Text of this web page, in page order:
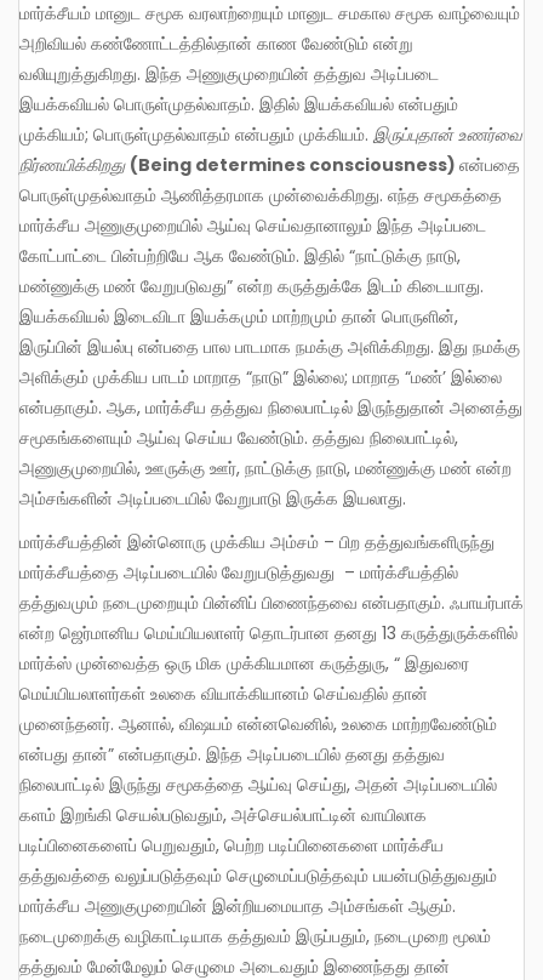
மார்க்சீயம் மானுட சமூக வரலாற்றையும் மானுட சமகால சமூக வாழ்வையும்
அறிவியல் கண்ணோட்டத்தில்தான் காண வேண்டும் என்று
வலியுறுத்துகிறது. இந்த அணுகுமுறையின் தத்துவ அடிப்படை
இயக்கவியல் பொருள்முதல்வாதம். இதில் இயக்கவியல் என்பதும்
முக்கியம்; பொருள்முதல்வாதம் என்பதும் முக்கியம். இருப்புதான் உணர்வை
நிர்ணயிக்கிறது (Being determines consciousness) என்பதை
பொருள்முதல்வாதம் ஆணித்தரமாக முன்வைக்கிறது. எந்த சமூகத்தை
மார்க்சீய அணுகுமுறையில் ஆய்வு செய்வதானாலும் இந்த அடிப்படை
கோட்பாட்டை பின்பற்றியே ஆக வேண்டும். இதில் “நாட்டுக்கு நாடு,
மண்ணுக்கு மண் வேறுபடுவது” என்ற கருத்துக்கே இடம் கிடையாது.
இயக்கவியல் இடைவிடா இயக்கமும் மாற்றமும் தான் பொருளின்,
இருப்பின் இயல்பு என்பதை பால பாடமாக நமக்கு அளிக்கிறது. இது நமக்கு
அளிக்கும் முக்கிய பாடம் மாறாத “நாடு” இல்லை; மாறாத “மண்’ இல்லை
என்பதாகும். ஆக, மார்க்சீய தத்துவ நிலைபாட்டில் இருந்துதான் அனைத்து
சமூகங்களையும் ஆய்வு செய்ய வேண்டும். தத்துவ நிலைபாட்டில்,
அணுகுமுறையில், ஊருக்கு ஊர், நாட்டுக்கு நாடு, மண்ணுக்கு மண் என்ற
அம்சங்களின் அடிப்படையில் வேறுபாடு இருக்க இயலாது.
மார்க்சீயத்தின் இன்னொரு முக்கிய அம்சம் – பிற தத்துவங்களிருந்து
மார்க்சீயத்தை அடிப்படையில் வேறுபடுத்துவது – மார்க்சீயத்தில்
தத்துவமும் நடைமுறையும் பின்னிப் பிணைந்தவை என்பதாகும். ஃபாயர்பாக்
என்ற ஜெர்மானிய மெய்யியலாளர் தொடர்பான தனது 13 கருத்துருக்களில்
மார்க்ஸ் முன்வைத்த ஒரு மிக முக்கியமான கருத்துரு, “ இதுவரை
மெய்யியலாளர்கள் உலகை வியாக்கியானம் செய்வதில் தான்
முனைந்தனர். ஆனால், விஷயம் என்னவெனில், உலகை மாற்றவேண்டும்
என்பது தான்” என்பதாகும். இந்த அடிப்படையில் தனது தத்துவ
நிலைபாட்டில் இருந்து சமூகத்தை ஆய்வு செய்து, அதன் அடிப்படையில்
களம் இறங்கி செயல்படுவதும், அச்செயல்பாட்டின் வாயிலாக
படிப்பினைகளைப் பெறுவதும், பெற்ற படிப்பினைகளை மார்க்சீய
தத்துவத்தை வலுப்படுத்தவும் செழுமைப்படுத்தவும் பயன்படுத்துவதும்
மார்க்சீய அணுகுமுறையின் இன்றியமையாத அம்சங்கள் ஆகும்.
நடைமுறைக்கு வழிகாட்டியாக தத்துவம் இருப்பதும், நடைமுறை மூலம்
தத்துவம் மேன்மேலும் செழுமை அடைவதும் இணைந்தது தான்